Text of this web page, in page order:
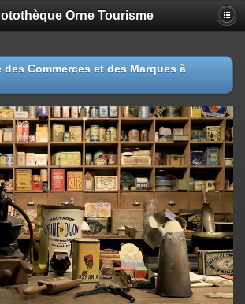
Orne Tourisme
des Commerces et des Marques à